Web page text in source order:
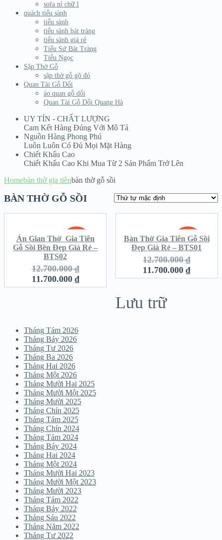
sofa nỉ chữ l
quách tiểu sành
tiểu sành
tiểu sành bát tràng
tiểu sành giá rẻ
Tiểu Sứ Bát Tràng
Tiểu Ngọc
Sập Thờ Gỗ
sập thờ gỗ gõ đỏ
Quan Tài Gỗ Dổi
áo quan gỗ dổi
Quan Tài Gỗ Dổi Quang Hà
UY TÍN - CHẤT LƯỢNG
Cam Kết Hàng Đúng Với Mô Tả
Nguồn Hàng Phong Phú
Luôn Luôn Có Đủ Mọi Mặt Hàng
Chiết Khấu Cao
Chiết Khấu Cao Khi Mua Từ 2 Sản Phẩm Trở Lên
Homebàn thờ gia tiênbàn thờ gỗ sồi
BÀN THỜ GỖ SỒI
SALE!
Án Gian Thờ Gia Tiên
Gỗ Sồi Bền Đẹp Giá Rẻ –
BTS02
12.700.000₫
11.700.000 ₫
SALE!
Bàn Thờ Gia Tiên Gỗ Sồi
Đẹp Giá Rẻ – BTS01
12.700.000₫
11.700.000₫
Lưu trữ
Tháng Tám 2026
Tháng Bảy 2026
Tháng Tư 2026
Tháng Ba 2026
Tháng Hai 2026
Tháng Một 2026
Tháng Mười Hai 2025
Tháng Mười Một 2025
Tháng Mười 2025
Tháng Chín 2025
Tháng Tám 2025
Tháng Chín 2024
Tháng Tám 2024
Tháng Bảy 2024
Tháng Hai 2024
Tháng Một 2024
Tháng Mười Hai 2023
Tháng Mười Một 2023
Tháng Mười 2023
Tháng Tám 2022
Tháng Bảy 2022
Tháng Sáu 2022
Tháng Năm 2022
Tháng Tư 2022